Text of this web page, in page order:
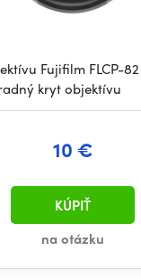
Fujifilm FLCP-
kryt objektívu
10 €
na otázku
KÚPIŤ